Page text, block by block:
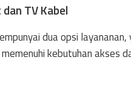
TV Kabel
dua opsi
kebutuhan akses